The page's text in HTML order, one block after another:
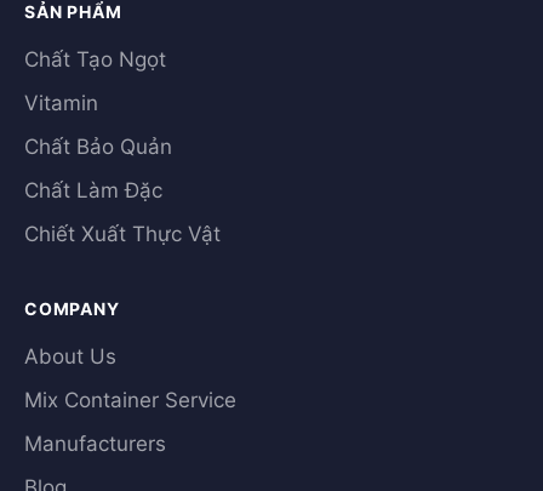
SẢN PHẨM
Chất Tạo Ngọt
Vitamin
Chất Bảo Quản
Chất Làm Đặc
Chiết Xuất Thực Vật
COMPANY
About Us
Mix Container Service
Manufacturers